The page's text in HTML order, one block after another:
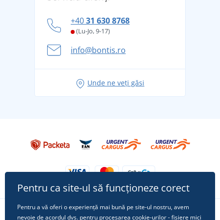
și în siguranță
Aventura de vară începe cu bagajul - pregătiți-vă
Tricoul preferat City în rol principal: ținute pentru
+4031 630 8768
(Lu-Jo, 9-17)
info@bontis.ro
Unde ne veți găsi
Pentru ca site-ul să funcționeze corect
Pentru a vă oferi o experiență mai bună pe site-ul nostru, avem
nevoie de acordul dvs. pentru procesarea cookie-urilor- fișiere mici